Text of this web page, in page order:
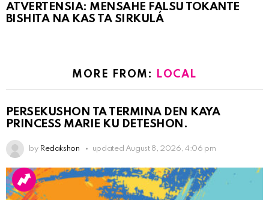
ATVERTENSIA: MENSAHE FALSU TOKANTE
BISHITA NA KAS TA SIRKULÁ
MORE FROM: LOCAL
PERSEKUSHON TA TERMINA DEN KAYA
PRINCESS MARIE KU DETESHON.
by Redakshon updated August 8, 2026, 4:06 pm